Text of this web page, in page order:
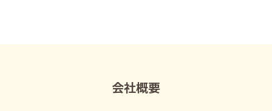
会社概要